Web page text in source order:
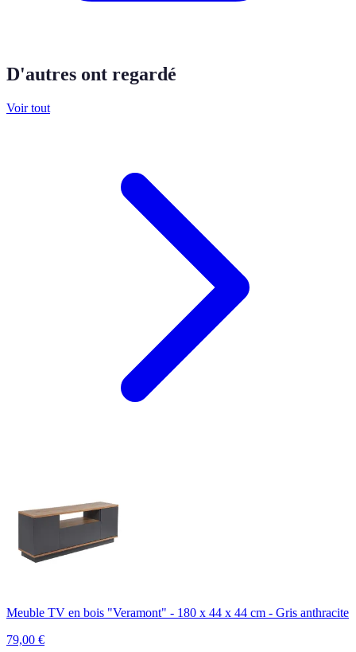
D'autres ont regardé
Voir tout
Meuble TV en bois "Veramont" - 180 x 44 x 44 cm - Gris anthracite
79,00 €